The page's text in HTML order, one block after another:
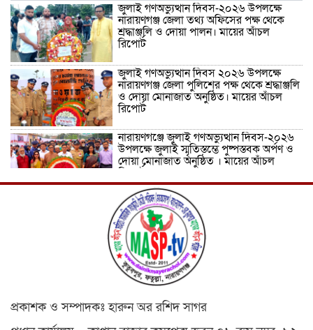
জুলাই গণঅভ্যুত্থান দিবস-২০২৬ উপলক্ষে
নারায়ণগঞ্জ জেলা তথ্য অফিসের পক্ষ থেকে
শ্রদ্ধাঞ্জলি ও দোয়া পালন। মায়ের আঁচল
রিপোর্ট
জুলাই গণঅভ্যুত্থান দিবস ২০২৬ উপলক্ষে
নারায়ণগঞ্জ জেলা পুলিশের পক্ষ থেকে শ্রদ্ধাঞ্জলি
ও দোয়া মোনাজাত অনুষ্ঠিত। মায়ের আঁচল
রিপোর্ট
নারায়ণগঞ্জে জুলাই গণঅভ্যুত্থান দিবস-২০২৬
উপলক্ষে জুলাই স্মৃতিস্তম্ভে পুষ্পস্তবক অর্পণ ও
দোয়া মোনাজাত অনুষ্ঠিত । মায়ের আঁচল
রিপোর্ট
ICJ Global Media Group LLC and
SAARC Journalist Forum Sign
Strategic MoU to Strengthen Global
Journalism Cooperation/ आईसीजे
ग्लोबल मीडिया ग्रुप एलएलसी और सार्क
पत्रकार फोरम वैश्विक पत्रकारिता सहयोग को मजबूत करने के लिए
रणनीतिक समझौता ज्ञापन पर हस्ताक्षर करते हैं
निर्मित वडा कार्यालय र स्वास्थ्य चौकी भवनको
उद्घाटन/ নেপালের বীরগঞ্জ পৌরসভা ২৬ নম্বর
প্রকাশক ও সম্পাদকঃ হারুন অর রশিদ সাগর